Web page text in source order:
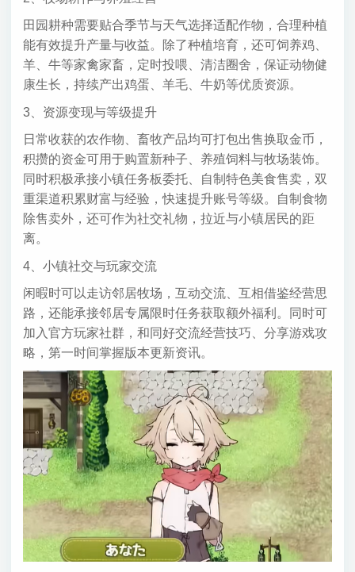
田园耕种需要贴合季节与天气选择适配作物，合理种植
能有效提升产量与收益。除了种植培育，还可饲养鸡、
羊、牛等家禽家畜，定时投喂、清洁圈舍，保证动物健
康生长，持续产出鸡蛋、羊毛、牛奶等优质资源。
3、资源变现与等级提升
日常收获的农作物、畜牧产品均可打包出售换取金币，
积攒的资金可用于购置新种子、养殖饲料与牧场装饰。
同时积极承接小镇任务板委托、自制特色美食售卖，双
重渠道积累财富与经验，快速提升账号等级。自制食物
除售卖外，还可作为社交礼物，拉近与小镇居民的距
离。
4、小镇社交与玩家交流
闲暇时可以走访邻居牧场，互动交流、互相借鉴经营思
路，还能承接邻居专属限时任务获取额外福利。同时可
加入官方玩家社群，和同好交流经营技巧、分享游戏攻
略，第一时间掌握版本更新资讯。